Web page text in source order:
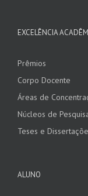
EXCELÊNCIA
Prêmios
Corpo Docente
Áreas de
Núcleos de
Teses e
ALUNO